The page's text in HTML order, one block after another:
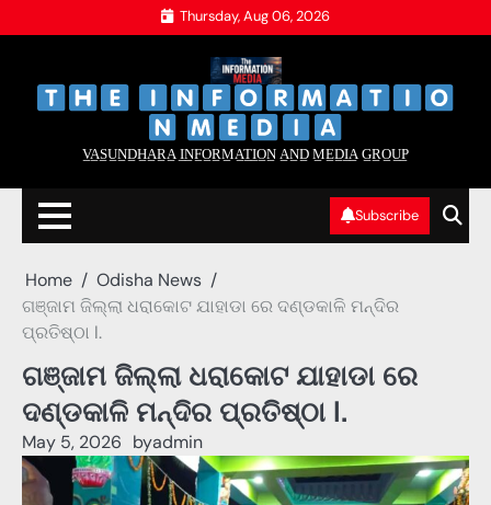
to
Thursday, Aug 06, 2026
V̲A̲S̲U̲N̲D̲H̲A̲R̲A̲ I̲N̲F̲O̲R̲M̲A̲T̲I̲O̲N̲ A̲N̲D̲ M̲E̲D̲I̲A̲ G̲R̲O̲U̲P̲
Subscribe
Home
Odisha News
ଗଞ୍ଜାମ ଜିଲ୍ଲା ଧରାକୋଟ ଯାହାଡା ରେ ଦଣ୍ଡକାଳି ମନ୍ଦିର
ପ୍ରତିଷ୍ଠା l.
ଗଞ୍ଜାମ ଜିଲ୍ଲା ଧରାକୋଟ ଯାହାଡା ରେ
ଦଣ୍ଡକାଳି ମନ୍ଦିର ପ୍ରତିଷ୍ଠା l.
May 5, 2026 byadmin